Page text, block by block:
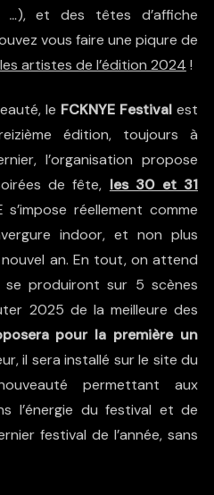
…), et des têtes d’affiche
vous faire une piqure de
les artistes de l’édition 2024 !
le FCKNYE Festivalest
édition, toujours à
l’organisation propose
de fête, les 30 et 31
s’impose réellement comme
indoor, et non plus
an. En tout, on attend
se produiront sur 5 scènes
2025 de la meilleure des
pour la première un
il sera installé sur le site du
permettant aux
l’énergie du festival et de
festival de l’année, sans